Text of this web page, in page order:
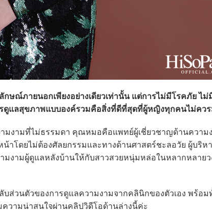
ษณ์ภายนอกเพียงอย่างเดียวเท่านั้น แต่การไม่มีโรคภัย ไม่
แลสุขภาพแบบองค์รวมคือสิ่งที่ดีที่สุดที่ผู้หญิงทุกคนไม่ควร
งามที่ไม่ธรรมดา คุณหมอคือแพทย์ผู้เชี่ยวชาญด้านความ
าโดยไม่ต้องศัลยกรรมและทางด้านศาสตร์ชะลอวัย ผู้บริห
มงามผู้ดูแลหลังบ้านให้กับสาวสวยหนุ่มหล่อในหลากหลายว
วนตัวของการดูแลความงามจากคลินิกของตัวเอง พร้อม
วามน่าสนใจผ่านคลิปวิดีโอด้านล่างนี้ค่ะ